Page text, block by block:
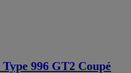
Type 996 GT2 Coupé